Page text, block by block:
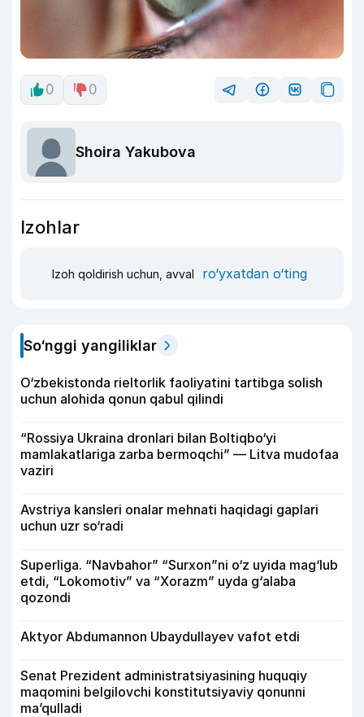
0 0
Shoira Yakubova
Izohlar
Izoh qoldirish uchun, avval ro‘yxatdan o‘ting
So‘nggi yangiliklar
O‘zbekistonda rieltorlik faoliyatini tartibga solish
uchun alohida qonun qabul qilindi
“Rossiya Ukraina dronlari bilan Boltiqbo‘yi
mamlakatlariga zarba bermoqchi” — Litva mudofaa
vaziri
Avstriya kansleri onalar mehnati haqidagi gaplari
uchun uzr so‘radi
Superliga. “Navbahor” “Surxon”ni o‘z uyida mag‘lub
etdi, “Lokomotiv” va “Xorazm” uyda g‘alaba
qozondi
Aktyor Abdu­mannon Ubaydullayev vafot etdi
Senat Prezident administratsiyasining huquqiy
maqomini belgilovchi konstitutsiyaviy qonunni
ma’qulladi